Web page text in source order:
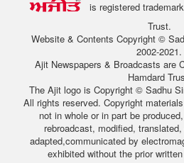
is registered
Trust.
Website & Contents Copyright ©
2002-2021.
Ajit Newspapers & Broadcasts are
Hamdard
The Ajit logo is Copyright © Sadhu
All rights reserved. Copyright
not in whole or in part be
rebroadcast, modified,
adapted,communicated by
exhibited without the prior